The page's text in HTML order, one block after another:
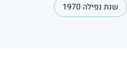
שנת נפילה 1970